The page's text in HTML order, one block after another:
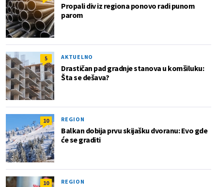
Propali div iz regiona ponovo radi punom
parom
5 AKTUELNO
Drastičan pad gradnje stanova u komšiluku:
Šta se dešava?
10 REGION
Balkan dobija prvu skijašku dvoranu: Evo gde
će se graditi
10 REGION